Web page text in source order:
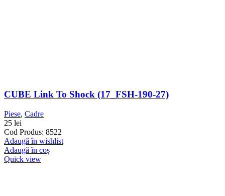
CUBE Link To Shock (17_FSH-190-27)
Piese, Cadre
25 lei
Cod Produs: 8522
Adaugă în wishlist
Adaugă în coș
Quick view